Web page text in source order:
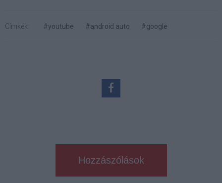
Címkék: #youtube #android auto #google
Hozzászólások